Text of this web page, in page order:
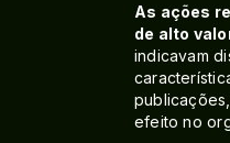
As ações
de alto
indicavam
efeito no